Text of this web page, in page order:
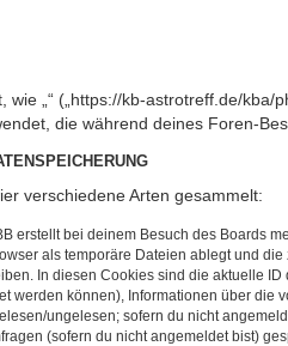
wie „“ („https://kb-astrotreff.de/kba/
die während deines Foren-
verschiedene Arten gesammelt:
erstellt bei deinem Besuch des Boards
als temporäre Dateien ablegt und
In diesen Cookies sind die aktuelle
werden können), Informationen über die
ungelesen; sofern du nicht
(sofern du nicht angemeldet bist)